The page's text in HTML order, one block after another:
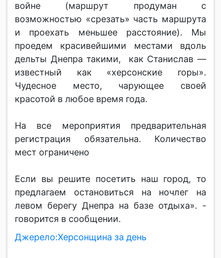
войне (маршрут продуман с
возможностью «срезать» часть маршрута
и проехать меньшее расстояние). Мы
проедем красивейшими местами вдоль
дельты Днепра такими, как Станислав —
известный как «херсонские горы».
Чудесное место, чарующее своей
красотой в любое время года.
На все мероприятия предварительная
регистрация обязательна. Количество
мест ограничено
Если вы решите посетить наш город, то
предлагаем остановиться на ночлег на
левом берегу Днепра на базе отдыха». -
говорится в сообщении.
Джерело:Херсонщина за день